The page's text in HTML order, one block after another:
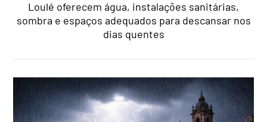
Loulé oferecem água, instalações sanitárias,
sombra e espaços adequados para descansar nos
dias quentes